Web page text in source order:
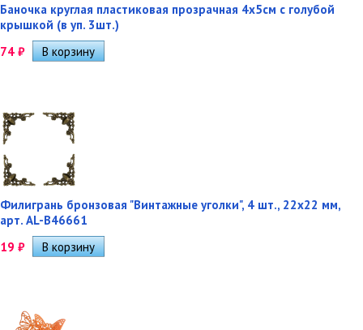
Баночка круглая пластиковая прозрачная 4х5см с голубой
крышкой (в уп. 3шт.)
74 ₽
Филигрань бронзовая "Винтажные уголки", 4 шт., 22х22 мм,
арт. AL-B46661
19 ₽